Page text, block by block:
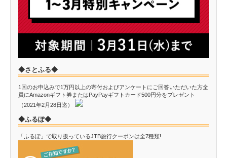
◆さとふる◆
1回のお申込みで1万円以上の寄付およびアンケートにご回答いただいた方全
員にAmazonギフト券またはPayPayギフトカード500円分をプレゼント
（2021年2月28日迄）
◆ふるぽ◆
「ふるぽ」で取り扱っているJTB旅行クーポンは全7種類!